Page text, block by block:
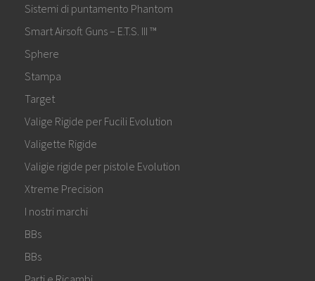
Sistemi di puntamento Phantom
Smart Airsoft Guns – E.T.S. III ™
Sphere
Stampa
Target
Valige Rigide per Fucili Evolution
Valigette Rigide
Valigie rigide per pistole Evolution
Xtreme Precision
I nostri marchi
BBs
BBs